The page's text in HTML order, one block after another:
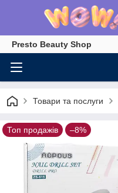
Presto Beauty Shop
Товари та послуги
Топ продажів –8%